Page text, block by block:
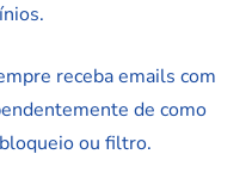
receba emails com
de como
ou filtro.